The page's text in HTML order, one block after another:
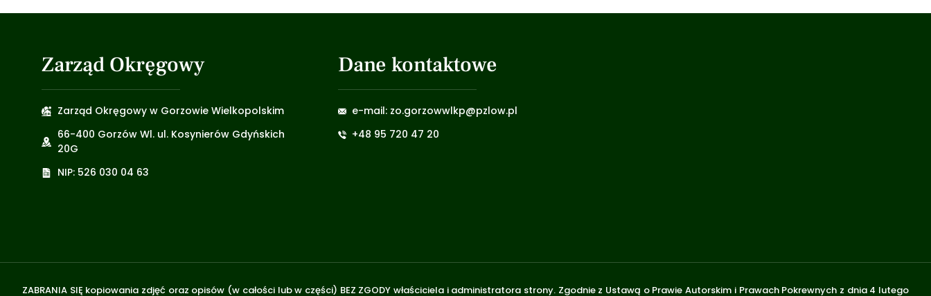
Zarząd Okręgowy
Zarząd Okręgowy w Gorzowie Wielkopolskim
66-400 Gorzów Wl. ul. Kosynierów Gdyńskich
20G
NIP: 526 030 04 63
Dane kontaktowe
e-mail: zo.gorzowwlkp@pzlow.pl
+48 95 720 47 20
ZABRANIA SIĘ kopiowania zdjęć oraz opisów (w całości lub w części) BEZ ZGODY właściciela i administratora strony. Zgodnie z Ustawą o Prawie Autorskim i Prawach Pokrewnych z dnia 4 lutego